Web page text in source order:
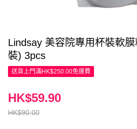
Lindsay 美容院專用杯裝軟
裝) 3pcs
送貨上門滿HK$250.00免運費
HK$90.00
HK$59.90